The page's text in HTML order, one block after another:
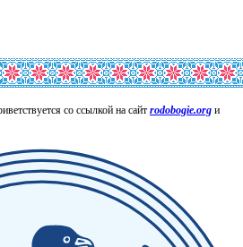
со ссылкой на сайт rodobogie.org и